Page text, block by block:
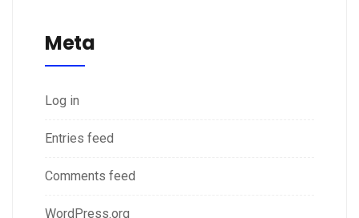
Meta
Log in
Entries feed
Comments feed
WordPress.org